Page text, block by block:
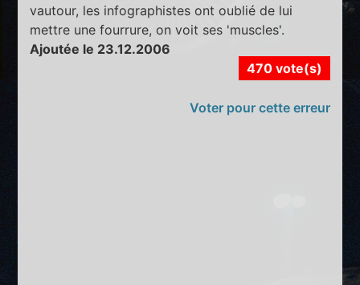
vautour, les infographistes ont oublié de lui
mettre une fourrure, on voit ses 'muscles'.
Ajoutée le 23.12.2006
470 vote(s)
Voter pour cette erreur